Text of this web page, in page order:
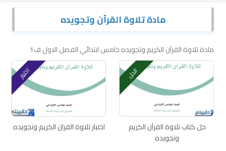
مادة تلاوة القرآن وتجويده
مادة تلاوة القرآن الكريم وتجويده خامس ابتدائي الفصل الاول ف1
الحل
حل كتاب تلاوة القرآن الكريم
وتجويده
اختبار
اختبار تلاوة القران الكريم وتجويده